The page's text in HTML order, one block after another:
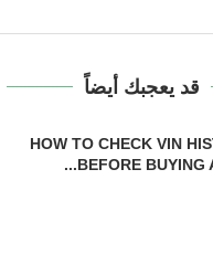
قد يعجبك أيضاً
HOW TO CHECK VIN
BEFORE BUYING